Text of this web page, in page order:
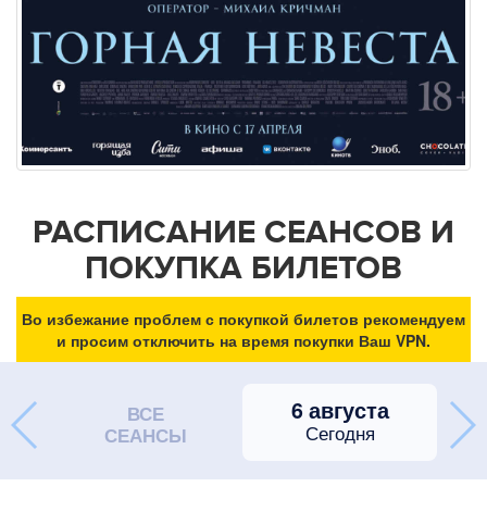
РАСПИСАНИЕ СЕАНСОВ И
ПОКУПКА БИЛЕТОВ
Во избежание проблем с покупкой билетов рекомендуем
и просим отключить на время покупки Ваш VPN.
ВСЕ
СЕАНСЫ
6 августа
Сегодня